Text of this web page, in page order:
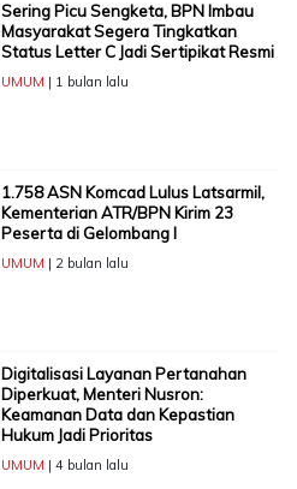
Sering Picu Sengketa, BPN Imbau
Masyarakat Segera Tingkatkan
Status Letter C Jadi Sertipikat Resmi
UMUM | 1 bulan lalu
1.758 ASN Komcad Lulus Latsarmil,
Kementerian ATR/BPN Kirim 23
Peserta di Gelombang I
UMUM | 2 bulan lalu
Digitalisasi Layanan Pertanahan
Diperkuat, Menteri Nusron:
Keamanan Data dan Kepastian
Hukum Jadi Prioritas
UMUM | 4 bulan lalu